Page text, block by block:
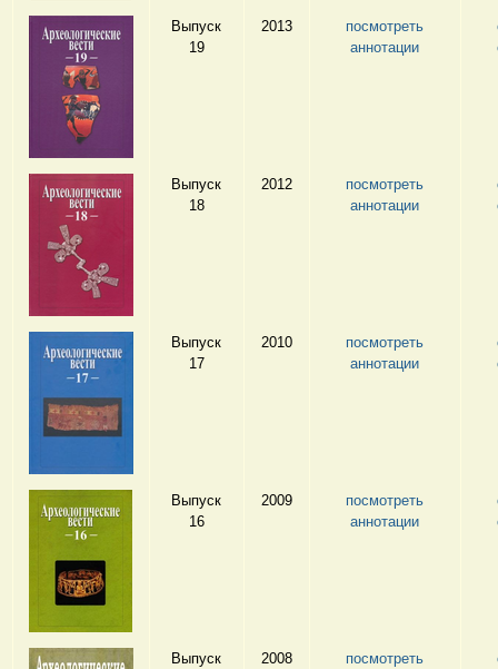
Выпуск
19
2013
посмотреть
аннотации
Выпуск
18
2012
посмотреть
аннотации
Выпуск
17
2010
посмотреть
аннотации
Выпуск
16
2009
посмотреть
аннотации
Выпуск
2008
посмотреть